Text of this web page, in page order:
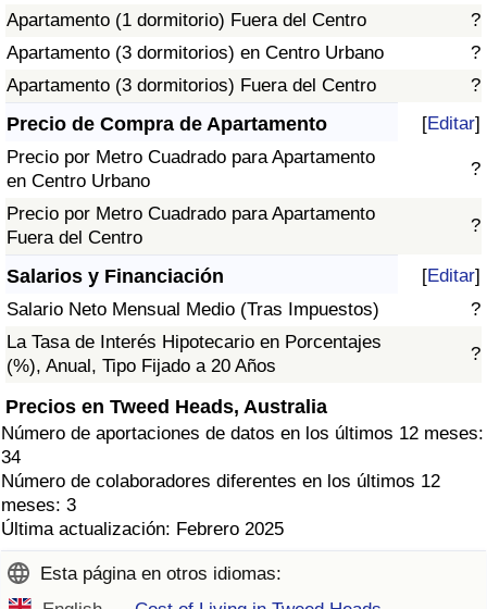
Apartamento (1 dormitorio) Fuera del Centro
?
Apartamento (3 dormitorios) en Centro Urbano
?
Apartamento (3 dormitorios) Fuera del Centro
?
Precio de Compra de Apartamento [Editar]
Precio por Metro Cuadrado para Apartamento
en Centro Urbano
?
Precio por Metro Cuadrado para Apartamento
Fuera del Centro
?
Salarios y Financiación [Editar]
Salario Neto Mensual Medio (Tras Impuestos)
?
La Tasa de Interés Hipotecario en Porcentajes
(%), Anual, Tipo Fijado a 20 Años
?
Precios en Tweed Heads, Australia
Número de aportaciones de datos en los últimos 12 meses:
34
Número de colaboradores diferentes en los últimos 12
meses: 3
Última actualización: Febrero 2025
Esta página en otros idiomas: